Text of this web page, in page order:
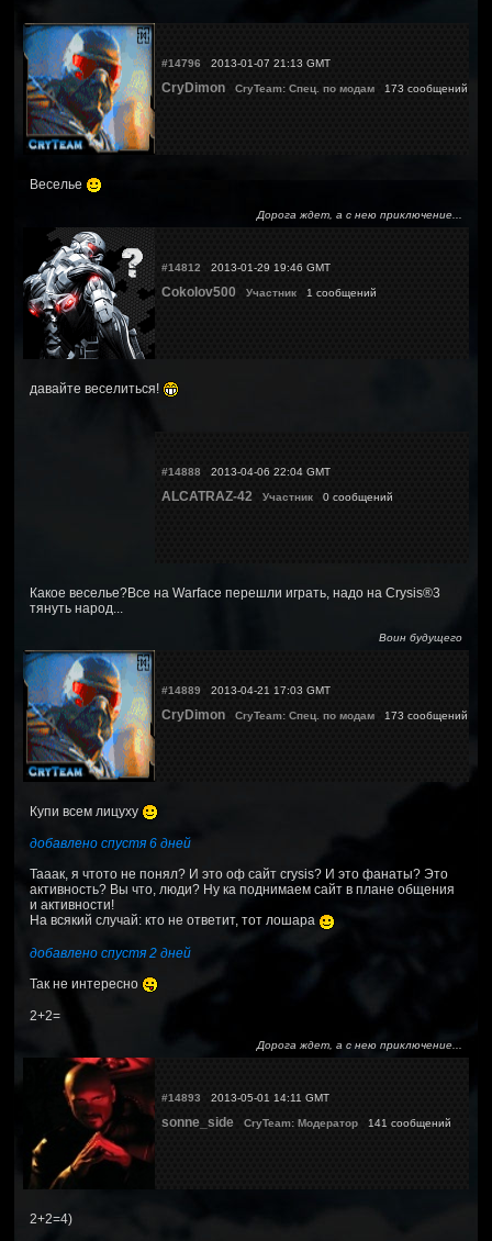
#14796 2013-01-07 21:13 GMT
CryDimon CryTeam: Спец. по модам 173 сообщений
Веселье
Дорога ждет, а с нею приключение...
#14812 2013-01-29 19:46 GMT
Cokolov500 Участник 1 сообщений
давайте веселиться!
#14888 2013-04-06 22:04 GMT
ALCATRAZ-42 Участник 0 сообщений
Какое веселье?Все на Warface перешли играть, надо на Crysis®3
тянуть народ...
Воин будущего
#14889 2013-04-21 17:03 GMT
CryDimon CryTeam: Спец. по модам 173 сообщений
Купи всем лицуху
добавлено спустя 6 дней
Тааак, я чтото не понял? И это оф сайт crysis? И это фанаты? Это
активность? Вы что, люди? Ну ка поднимаем сайт в плане общения
и активности!
На всякий случай: кто не ответит, тот лошара
добавлено спустя 2 дней
Так не интересно
2+2=
Дорога ждет, а с нею приключение...
#14893 2013-05-01 14:11 GMT
sonne_side CryTeam: Модератор 141 сообщений
2+2=4)